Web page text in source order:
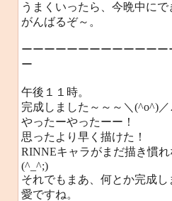
うまくいったら、今晩中にで
がんばるぞ～。
ーーーーーーーーーーーー
ー
午後１１時。
完成しました～～～＼(^o^)／
やったーやったーー！
思ったより早く描けた！
RINNEキャラがまだ描き慣
(^_^;)
それでもまあ、何とか完成し
愛ですね。